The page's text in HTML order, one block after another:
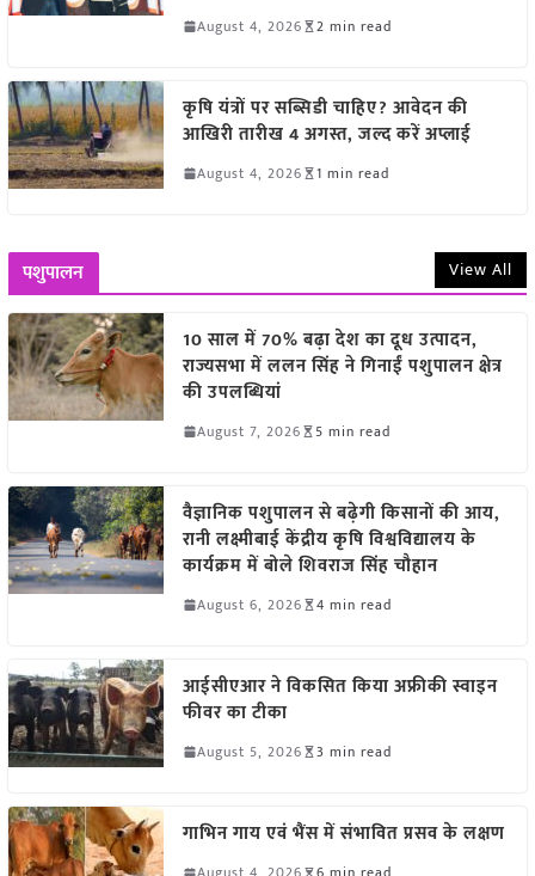
August 4, 2026 2 min read
कृषि यंत्रों पर सब्सिडी चाहिए? आवेदन की
आखिरी तारीख 4 अगस्त, जल्द करें अप्लाई
August 4, 2026 1 min read
पशुपालन View All
10 साल में 70% बढ़ा देश का दूध उत्पादन,
राज्यसभा में ललन सिंह ने गिनाईं पशुपालन क्षेत्र
की उपलब्धियां
August 7, 2026 5 min read
वैज्ञानिक पशुपालन से बढ़ेगी किसानों की आय,
रानी लक्ष्मीबाई केंद्रीय कृषि विश्वविद्यालय के
कार्यक्रम में बोले शिवराज सिंह चौहान
August 6, 2026 4 min read
आईसीएआर ने विकसित किया अफ्रीकी स्वाइन
फीवर का टीका
August 5, 2026 3 min read
गाभिन गाय एवं भैंस में संभावित प्रसव के लक्षण